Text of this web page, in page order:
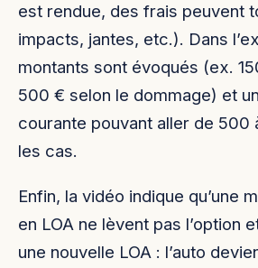
est rendue, des frais peuvent
impacts, jantes, etc.). Dans
montants sont évoqués (ex.
500 € selon le dommage) et
courante pouvant aller de 500
les cas.
Enfin, la vidéo indique qu’une
en LOA ne lèvent pas l’option
une nouvelle LOA : l’auto